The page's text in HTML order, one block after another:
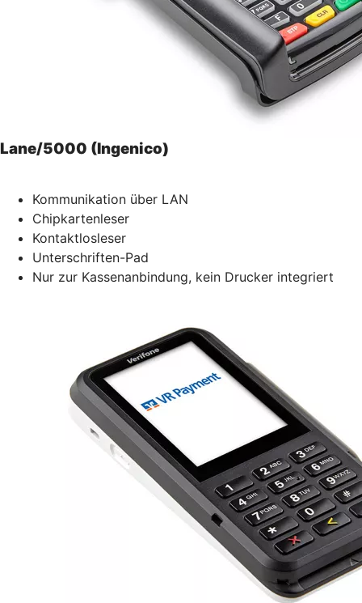
Lane/5000 (Ingenico)
Kommunikation über LAN
Chipkartenleser
Kontaktlosleser
Unterschriften-Pad
Nur zur Kassenanbindung, kein Drucker integriert